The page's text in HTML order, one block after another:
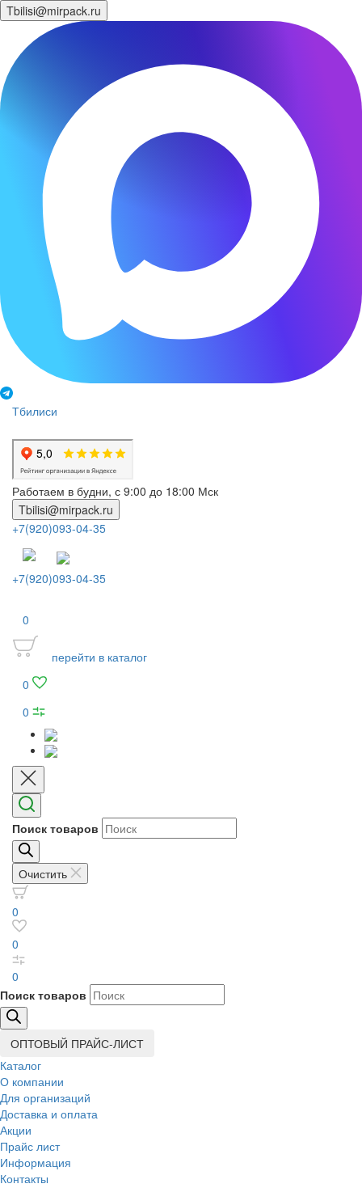
Tbilisi@mirpack.ru
Тбилиси
Работаем в будни, с 9:00 до 18:00 Мск
Tbilisi@mirpack.ru
+7(920)093-04-35
+7(920)093-04-35
0
перейти в каталог
0
0
Поиск товаров
Очистить
0
0
0
Поиск товаров
ОПТОВЫЙ ПРАЙС-ЛИСТ
Каталог
О компании
Для организаций
Доставка и оплата
Акции
Прайс лист
Информация
Контакты